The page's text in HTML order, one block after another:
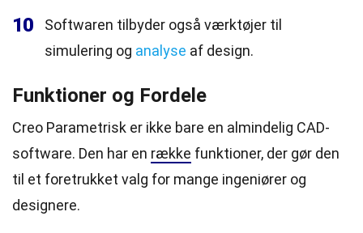
10
Softwaren tilbyder også værktøjer til
simulering og analyse af design.
Funktioner og Fordele
Creo Parametrisk er ikke bare en almindelig CAD-
software. Den har en række funktioner, der gør den
til et foretrukket valg for mange ingeniører og
designere.